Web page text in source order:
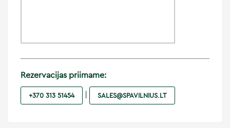
Rezervacijas priimame:
+370 313 51454 SALES@SPAVILNIUS.LT